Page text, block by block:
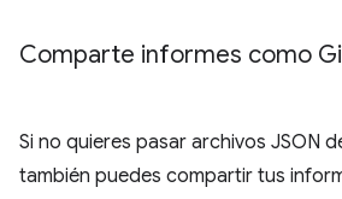
Comparte informes como
Si no quieres pasar archivos JSON
también puedes compartir tus